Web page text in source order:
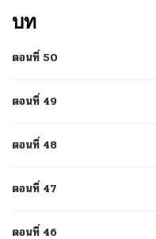
บท
ตอนที่ 50
ตอนที่ 49
ตอนที่ 48
ตอนที่ 47
ตอนที่ 46